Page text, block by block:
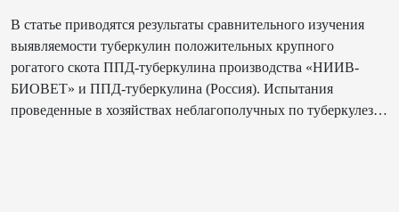
В статье приводятся результаты сравнительного изучения
выявляемости туберкулин положительных крупного
рогатого скота ППД-туберкулина производства «НИИВ-
БИОВЕТ» и ППД-туберкулина (Россия). Испытания
проведенные в хозяйствах неблагополучных по туберкулезу